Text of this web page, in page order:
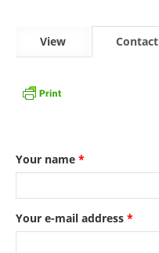
Primary tabs
View Contact
Your name *
Your e-mail address *